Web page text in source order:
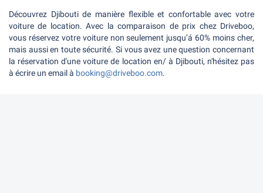
Découvrez Djibouti de manière flexible et confortable avec votre
voiture de location. Avec la comparaison de prix chez Driveboo,
vous réservez votre voiture non seulement jusqu’á 60% moins cher,
mais aussi en toute sécurité. Si vous avez une question concernant
la réservation d'une voiture de location en/ à Djibouti, n'hésitez pas
à écrire un email à booking@driveboo.com.